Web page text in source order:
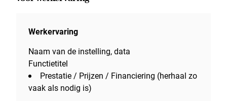
Werkervaring
Naam van de instelling, data
Functietitel
Prestatie / Prijzen / Financiering (herhaal zo
vaak als nodig is)